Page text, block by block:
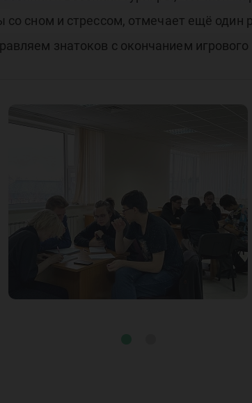
сном и стрессом, отмечает ещё
знатоков с окончанием